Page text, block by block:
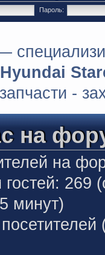
Пароль:
-
на
на
269
минут)